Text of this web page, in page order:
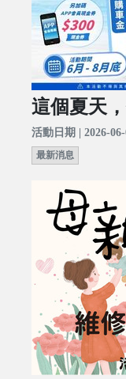
這個夏天
活動日期 | 2026-
最新消息